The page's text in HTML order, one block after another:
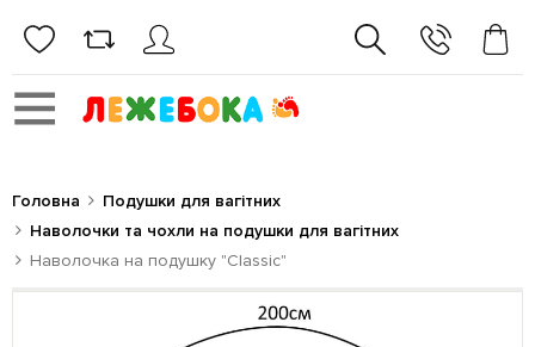
Головна
Подушки для вагітних
Наволочки та чохли на подушки для вагітних
Наволочка на подушку "Classic"